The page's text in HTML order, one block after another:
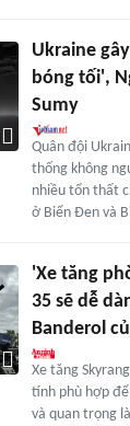
Ukraine
bóng tối',
Sumy
Quân đội
thống không
nhiều tổn thất
ở Biển Đen và
'Xe tăng
35 sẽ dễ
Banderol
Xe tăng
tính phù hợp
và quan trọng